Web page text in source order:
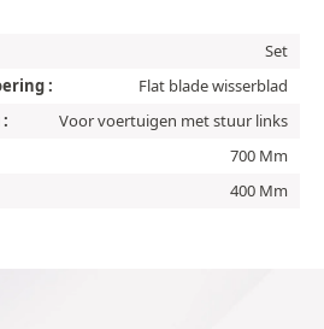
Set
:
Flat blade wisserblad
Voor voertuigen met stuur links
700 Mm
400 Mm